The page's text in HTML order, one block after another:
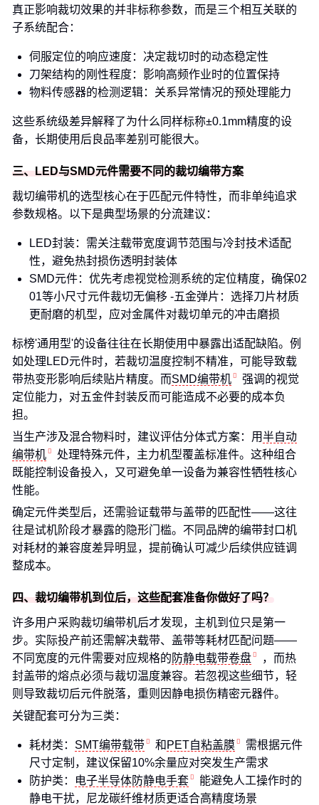
真正影响裁切效果的并非标称参数，而是三个相互关联的
子系统配合：
伺服定位的响应速度：决定裁切时的动态稳定性
刀架结构的刚性程度：影响高频作业时的位置保持
物料传感器的检测逻辑：关系异常情况的预处理能力
这些系统级差异解释了为什么同样标称±0.1mm精度的设
备，长期使用后良品率差别可能很大。
三、LED与SMD元件需要不同的裁切编带方案
裁切编带机的选型核心在于匹配元件特性，而非单纯追求
参数规格。以下是典型场景的分流建议：
LED封装：需关注载带宽度调节范围与冷封技术适配
性，避免热封损伤透明封装体
SMD元件：优先考虑视觉检测系统的定位精度，确保02
01等小尺寸元件裁切无偏移 -五金弹片：选择刀片材质
更耐磨的机型，应对金属件对裁切单元的冲击磨损
标榜'通用型'的设备往往在长期使用中暴露出适配缺陷。例
如处理LED元件时，若裁切温度控制不精准，可能导致载
带热变形影响后续贴片精度。而SMD编带机
强调的视觉
定位能力，对五金件封装反而可能造成不必要的成本负
担。
当生产涉及混合物料时，建议评估分体式方案：用半自动
编带机
处理特殊元件，主力机型覆盖标准件。这种组合
既能控制设备投入，又可避免单一设备为兼容性牺牲核心
性能。
确定元件类型后，还需验证载带与盖带的匹配性——这往
往是试机阶段才暴露的隐形门槛。不同品牌的编带封口机
对耗材的兼容度差异明显，提前确认可减少后续供应链调
整成本。
四、裁切编带机到位后，这些配套准备你做好了吗？
许多用户采购裁切编带机后才发现，主机到位只是第一
步。实际投产前还需解决载带、盖带等耗材匹配问题——
不同宽度的元件需要对应规格的 防静电载带卷盘
，而热
封盖带的熔点必须与裁切温度兼容。若忽视这些细节，轻
则导致裁切后元件脱落，重则因静电损伤精密元器件。
关键配套可分为三类：
耗材类： SMT编带载带 和 PET自粘盖膜
需根据元件
尺寸定制，建议保留10%余量应对突发生产需求
防护类：
电子半导体防静电手套
能避免人工操作时的
静电干扰，尼龙碳纤维材质更适合高精度场景